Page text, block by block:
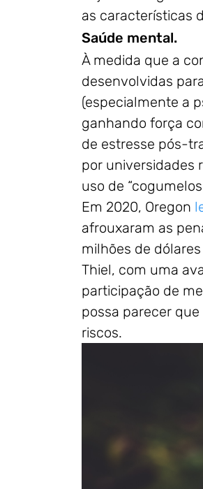
as características
Saúde mental.
À medida que a
desenvolvidas
(especialmente a
ganhando força
de estresse pós-
por universidades
uso de
Em 2020, Oregon
afrouxaram as
milhões de
Thiel, com uma
participação de
possa parecer que
riscos.